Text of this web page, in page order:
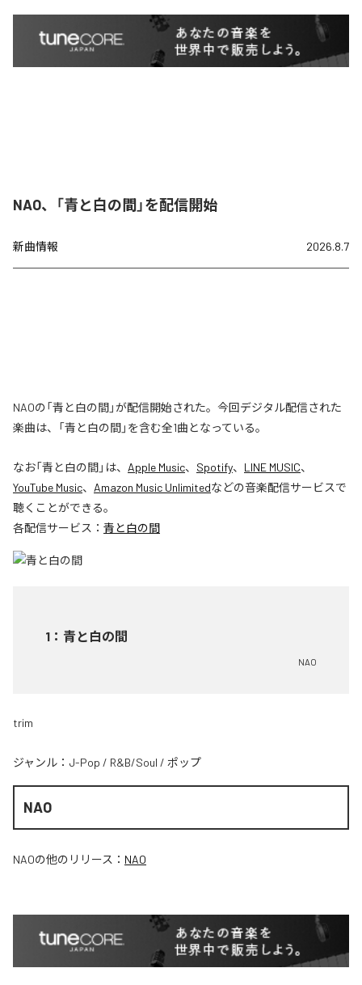
NAO、「青と白の間」を配信開始
新曲情報 2026.8.7
NAOの「青と白の間」が配信開始された。今回デジタル配信された
楽曲は、「青と白の間」を含む全1曲となっている。
なお「青と白の間」は、 Apple Music、 Spotify、 LINE MUSIC、
YouTube Music、 Amazon Music Unlimitedなどの音楽配信サービスで
聴くことができる。
各配信サービス： 青と白の間
1 ： 青と白の間
NAO
trim
ジャンル： J-Pop / R&B/Soul / ポップ
NAO
NAOの他のリリース： NAO